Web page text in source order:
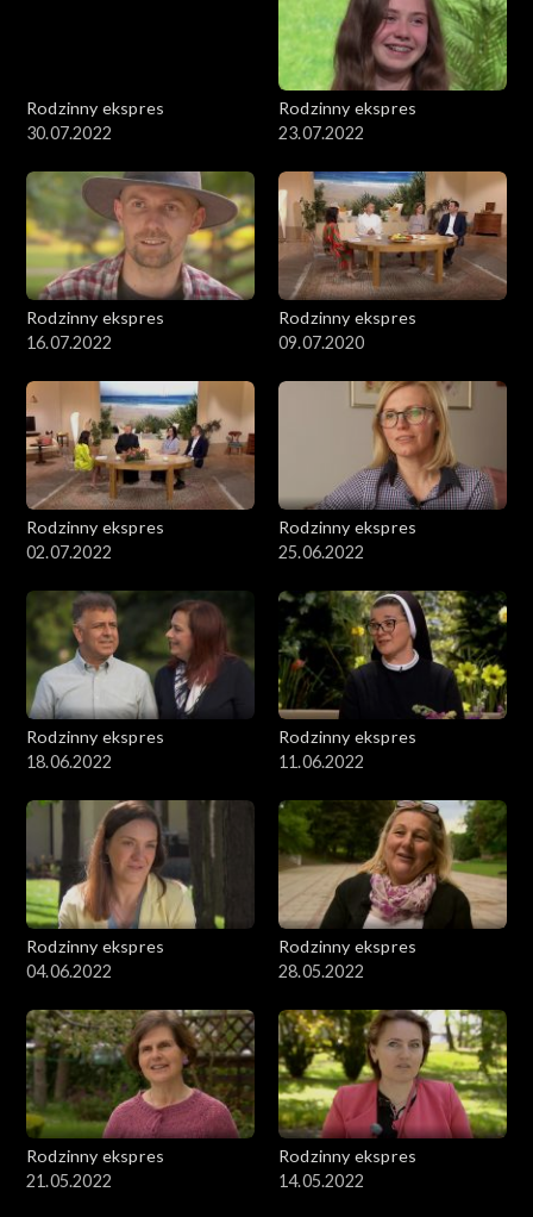
Rodzinny ekspres
30.07.2022
Rodzinny ekspres
23.07.2022
Rodzinny ekspres
16.07.2022
Rodzinny ekspres
09.07.2020
Rodzinny ekspres
02.07.2022
Rodzinny ekspres
25.06.2022
Rodzinny ekspres
18.06.2022
Rodzinny ekspres
11.06.2022
Rodzinny ekspres
04.06.2022
Rodzinny ekspres
28.05.2022
Rodzinny ekspres
21.05.2022
Rodzinny ekspres
14.05.2022